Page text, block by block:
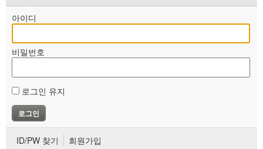
아이디
비밀번호
로그인 유지
ID/PW 찾기 회원가입
부설기관